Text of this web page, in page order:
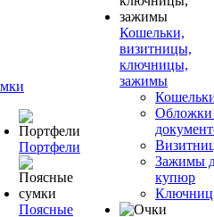
Портфели
Поясные
Кошельки,
визитницы,
ключницы,
зажимы
Обложки
Зажимы
купюр